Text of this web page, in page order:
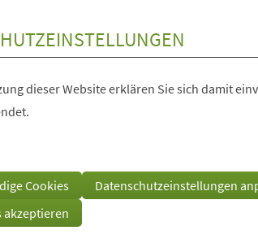
dieser Website erklären Sie sich damit
Cookies
Datenschutzeinstellungen
akzeptieren